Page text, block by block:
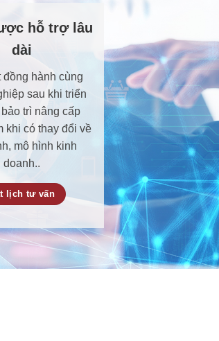
hỗ trợ lâu
dài
đồng hành cùng
sau khi triển
trì nâng cấp
khi có thay đổi về
mô hình kinh
doanh..
lịch tư vấn